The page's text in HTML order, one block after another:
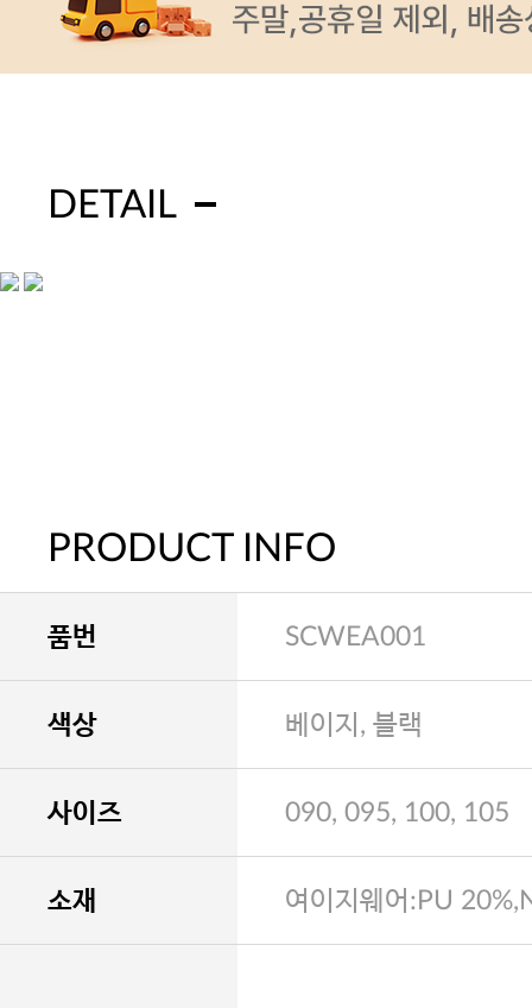
DETAIL
PRODUCT INFO
품번 SCWEA001
색상 베이지, 블랙
사이즈 090, 095, 100, 105
소재 여이지웨어:PU